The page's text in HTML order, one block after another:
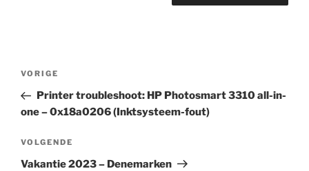
Bericht
Vorig
bericht
VORIGE
Printer troubleshoot: HP Photosmart 3310 all-in-
one – 0x18a0206 (Inktsysteem-fout)
Volgend
bericht
VOLGENDE
Vakantie 2023 – Denemarken